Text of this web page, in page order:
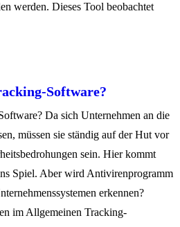
werden. Dieses Tool beobachtet
Software?
Da sich Unternehmen an die
müssen sie ständig auf der Hut vor
sein. Hier kommt
Spiel. Aber wird Antivirenprogramm
erkennen?
im Allgemeinen Tracking-